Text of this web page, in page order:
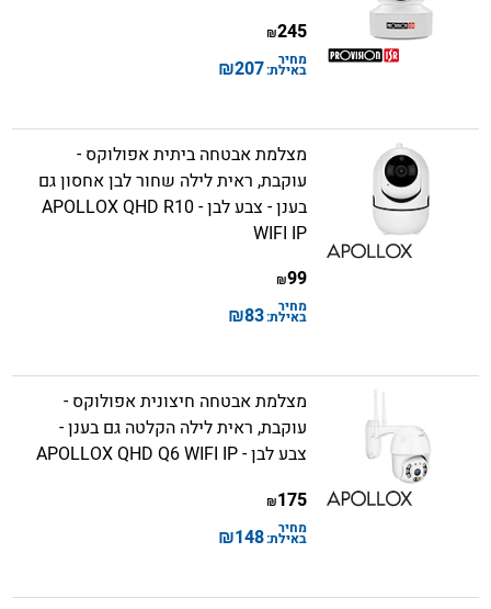
245
₪
מחיר
באילת:207
₪
מצלמת אבטחה ביתית אפולוקס -
עוקבת, ראית לילה שחור לבן אחסון גם
בענן - צבע לבן - APOLLOX QHD R10
WIFI IP
99
₪
מחיר
באילת:83
₪
מצלמת אבטחה חיצונית אפולוקס -
עוקבת, ראית לילה הקלטה גם בענן -
צבע לבן - APOLLOX QHD Q6 WIFI IP
175
₪
מחיר
באילת:148
₪